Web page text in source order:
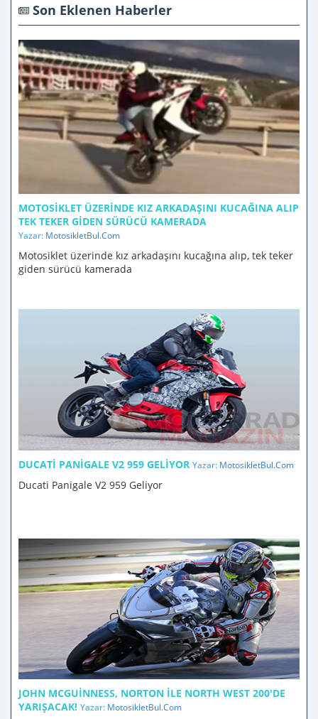
Son Eklenen Haberler
MOTOSIKLET ÜZERINDE KIZ ARKADAŞINI KUCAĞINA ALIP
TEK TEKER GIDEN SÜRÜCÜ KAMERADA
Yazar: MotosikletBul.Com
Motosiklet üzerinde kız arkadaşını kucağına alıp, tek teker
giden sürücü kamerada
DUCATI PANIGALE V2 959 GELIYOR Yazar: MotosikletBul.Com
Ducati Panigale V2 959 Geliyor
JOHN MCGUINNESS, NORTON İLE NORTH WEST 200'DE
YARIŞACAK! Yazar: MotosikletBul.Com